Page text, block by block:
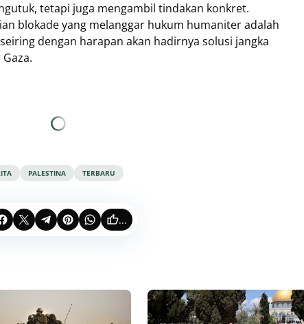
tetapi juga mengambil tindakan konkret.
blokade yang melanggar hukum humaniter adalah
dengan harapan akan hadirnya solusi jangka
PALESTINA TERBARU
...